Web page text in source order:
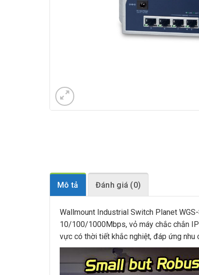
Mô tả Đánh giá (0)
Wallmount Industrial Switch Planet
10/100/1000Mbps, vỏ máy chắc chắn
vực có thời tiết khắc nghiệt, đáp ứng nhu